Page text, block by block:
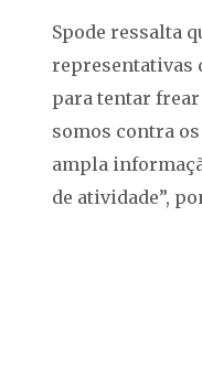
Spode ressalta
representativas
para tentar frear
somos contra
ampla
de atividade”,